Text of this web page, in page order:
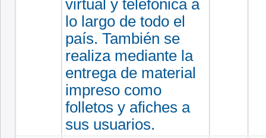
virtual y telefónica a
lo largo de todo el
país. También se
realiza mediante la
entrega de material
impreso como
folletos y afiches a
sus usuarios.